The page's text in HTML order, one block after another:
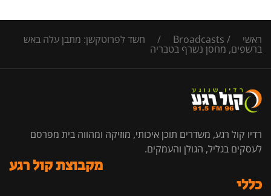
ראשי /
Broadcasts
/ חשד לפרוטקשן: מתבן עלה באש
ברשפים, מחסן נשרף בטבריה
רדיו קול רגע, משדרים תוכן איכותי, מוזיקה ומהווה בית מפרסם
לעסקים בגליל, הגולן והעמקים.
כללי
מקבוצת קול רגע